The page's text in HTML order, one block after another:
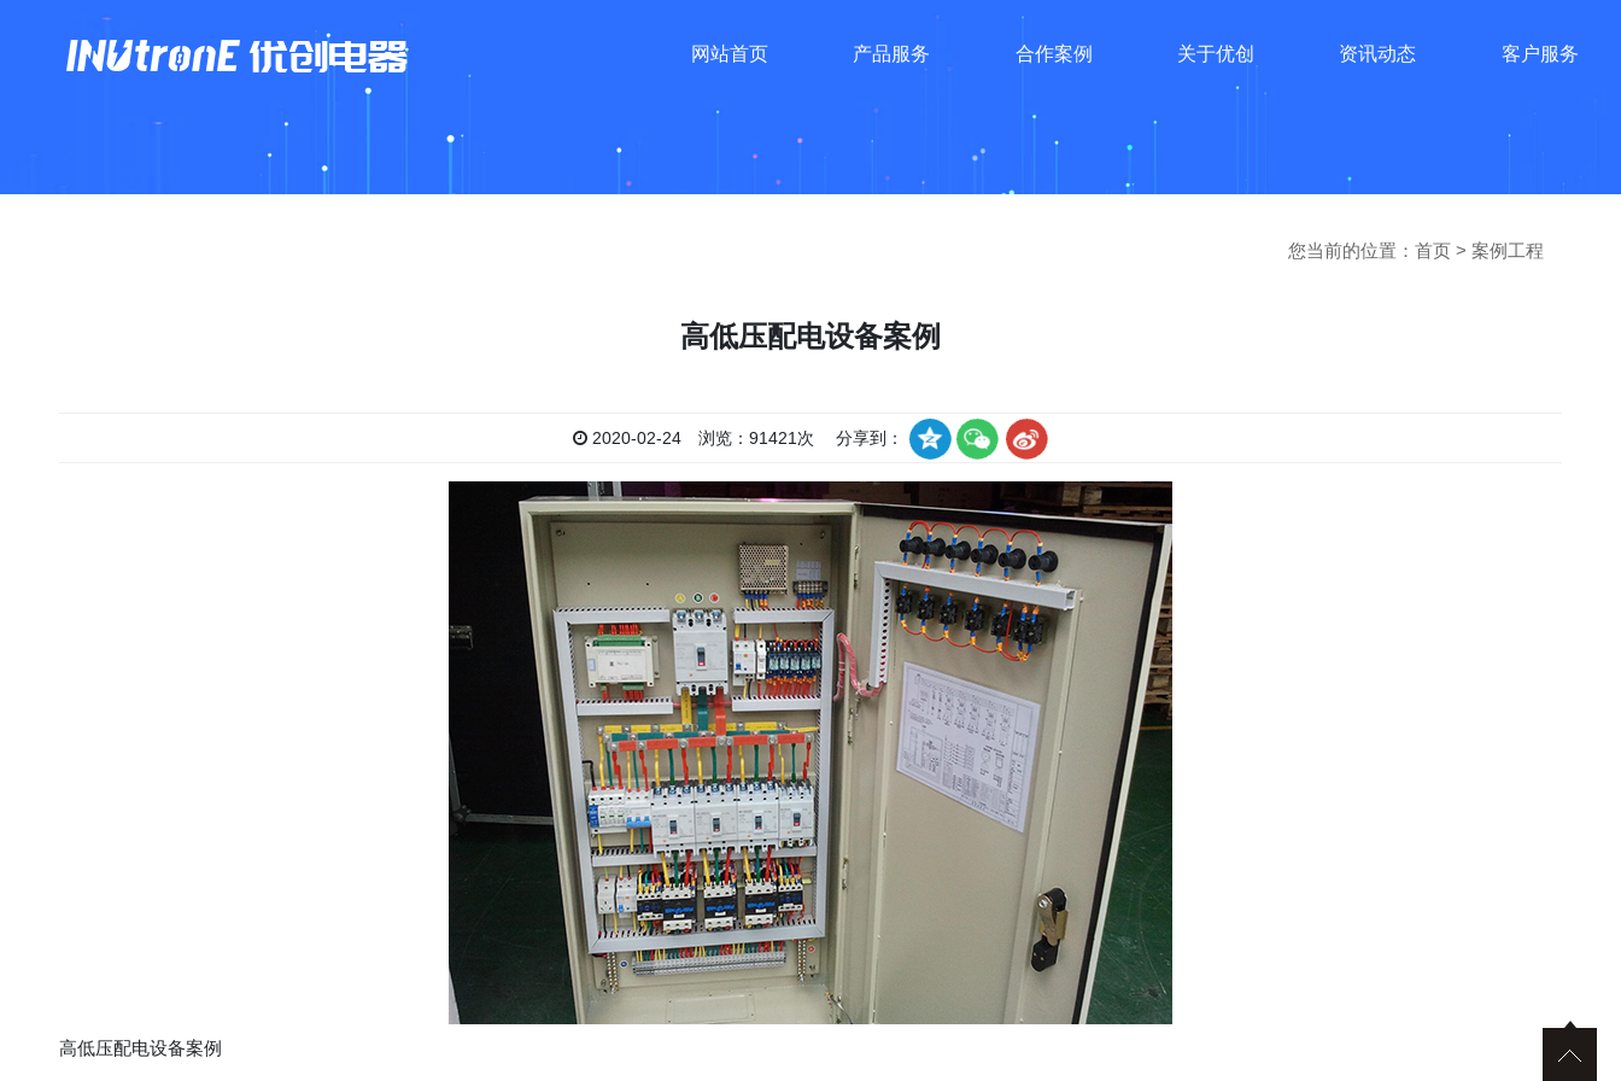
网站首页 产品服务 合作案例 关于优创 资讯动态 客户服务
您当前的位置：首页 >案例工程
高低压配电设备案例
2020-02-24 浏览：91421次 分享到：
高低压配电设备案例